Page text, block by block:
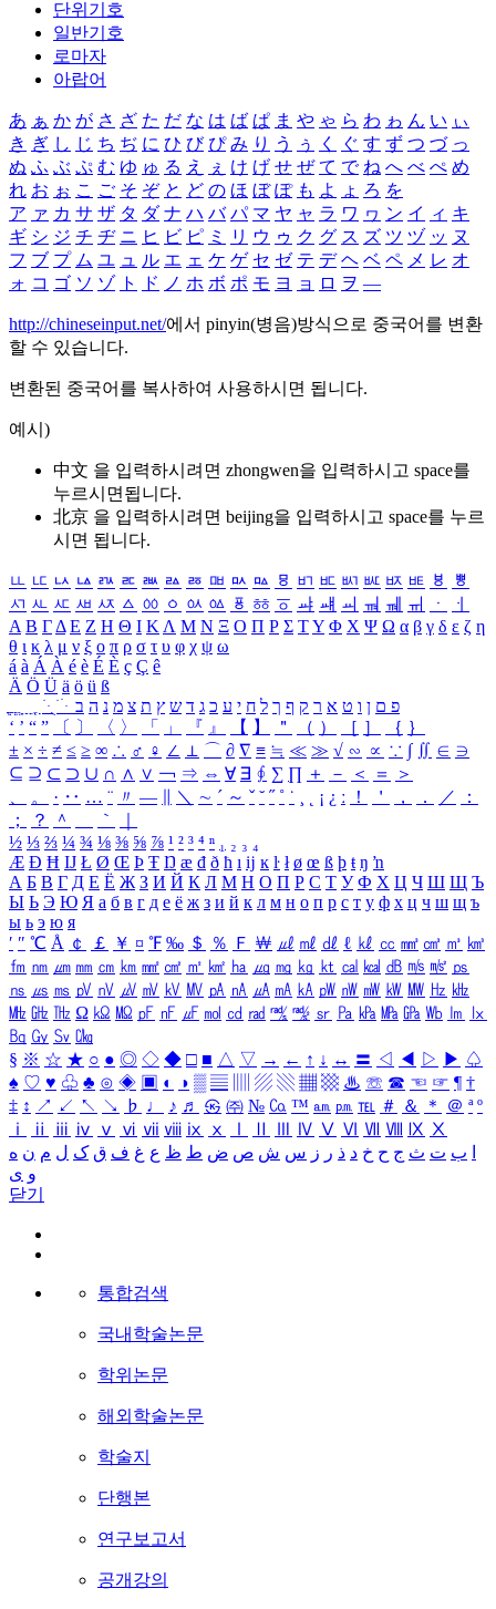
단위기호
일반기호
로마자
아랍어
あ ぁ か が さ ざ た だ な は ば ぱ ま や ゃ ら わ ゎ ん い ぃ
き ぎ し じ ち ぢ に ひ び ぴ み り う ぅ く ぐ す ず つ づ っ
ぬ ふ ぶ ぷ む ゆ ゅ る え ぇ け げ せ ぜ て で ね へ べ ぺ め
れ お ぉ こ ご そ ぞ と ど の ほ ぼ ぽ も よ ょ ろ を
ア ァ カ サ ザ タ ダ ナ ハ バ パ マ ヤ ャ ラ ワ ヮ ン イ ィ キ
ギ シ ジ チ ヂ ニ ヒ ビ ピ ミ リ ウ ゥ ク グ ス ズ ツ ヅ ッ ヌ
フ ブ プ ム ユ ュ ル エ ェ ケ ゲ セ ゼ テ デ ヘ ベ ペ メ レ オ
ォ コ ゴ ソ ゾ ト ド ノ ホ ボ ポ モ ヨ ョ ロ ヲ ―
http://chineseinput.net/에서 pinyin(병음)방식으로 중국어를 변환
할 수 있습니다.
변환된 중국어를 복사하여 사용하시면 됩니다.
예시)
中文 을 입력하시려면 zhongwen을 입력하시고 space를
누르시면됩니다.
北京 을 입력하시려면 beijing을 입력하시고 space를 누르
시면 됩니다.
ㅥ ㅦ ㅧ ㅨ ㅩ ㅪ ㅫ ㅬ ㅭ ㅮ ㅯ ㅰ ㅱ ㅲ ㅳ ㅴ ㅵ ㅶ ㅷ ㅸ
ㅹ
ㅺ ㅻ ㅼ ㅽ ㅾ ㅿ ㆀ ㆁ ㆂ ㆃ ㆄ ㆅ ㆆ ㆇ ㆈ ㆉ ㆊ ㆋ ㆌ ㆍ
ㆎ
Α Β ΓΔ Ε Ζ Η Θ Ι ΚΛ Μ Ν Ξ Ο Π Ρ Σ ΤΥ Φ Χ Ψ Ω α β γ δ ε ζ η
θ ι κ λ μ ν ξ ο π ρ σ τ υ φ χ ψ ω
á à Á À é è É È ç Ç ê
Ä Ö Ü ä ö ü ß
ִֶֹ ֻּ ׁׂ פ ם ן ו ט א ר ק ף ך ל ח י ע כ ג ד ש ץ ת צ מ נ ה ב
‘ ’ “ ” 〔 〕 〈 〉 「 」 『 』 【 】 ＂ （ ） ［ ］ ｛ ｝
± × ÷ ≠ ≤ ≥ ∞ ∴ ♂ ♀ ∠ ⊥ ⌒ ∂ ∇ ≡ ≒ ≪ ≫ √ ∽ ∝ ∵ ∫ ∬ ∈ ∋
⊆ ⊇ ⊂ ⊃ ∪ ∩ ∧ ∨ ￢ ⇒ ⇔ ∀ ∃ ∮ ∑ ∏ ＋ － ＜ ＝
＞
、
。 · ‥ … ¨ 〃 ― ＼ ∼ ´ ～ ˇ ˘ ˝ ˚ ˙ ¸ ¡ ¿ ː ！ ＇ ， ． ／
：
；
？ ＾ ｀
½ ⅓ ⅔ ¼ ¾ ⅛ ⅜ ⅝ ⅞ ¹ ² ³ ⁴ ⁿ ₁ ₂ ₃ ₄
Æ Ð Ħ Ĳ Ł Ø Œ Þ Ŧ Ŋ æ đ ð ħ ı ĳ ĸ ŀ ł ø œ ß þ ŧ ŋ ŉ
А Б В Г Д Е Ё Ж З И Й К Л М Н О П Р С Т У Ф Х Ц Ч Ш Щ Ъ
Ы Ь Э Ю Я а б в г д е ё ж з и й к л м н о п р с т у ф х ц ч ш щ ъ
ы ь э ю я
′ ″ ℃ Å ￠ ￡ ￥ ¤ ℉ ‰ ＄ ％ Ｆ ￦ ㎕ ㎖ ㎗ ℓ ㎘ ㏄ ㎣ ㎤ ㎥ ㎦
㎙ ㎚ ㎛ ㎜ ㎝ ㎞ ㎟ ㎠ ㎡ ㎢ ㏊ ㎍ ㎎ ㎏ ㏏ ㎈ ㎉ ㏈ ㎧ ㎨ ㎰
㎱ ㎲ ㎳ ㎴ ㎵ ㎶ ㎷ ㎸ ㎹ ㎀ ㎁ ㎂ ㎃ ㎄ ㎺ ㎻ ㎽ ㎾ ㎿ ㎐ ㎑
㎒ ㎓ ㎔ Ω ㏀ ㏁ ㎊ ㎋ ㎌ ㏖ ㏅ ㎭ ㎮ ㎯ ㏛ ㎩ ㎪ ㎫ ㎬ ㏝ ㏐
㏓
㏃ ㏉ ㏜ ㏆
§ ※ ☆ ★ ○ ● ◎ ◇ ◆ □ ■ △ ▽ → ← ↑ ↓ ↔ 〓 ◁ ◀ ▷ ▶ ♤
♠ ♡ ♥ ♧ ♣ ⊙ ◈ ▣ ◐ ◑ ▒ ▤ ▨ ▧ ▦ ▩ ♨ ☏ ☎ ☜ ☞ ¶ †
‡ ↕ ↗ ↙ ↖ ↘ ♭ ♩ ♪ ♬ ㉿ ㈜ № ㏇ ™ ㏂ ㏘ ℡ ＃ ＆ ＊ ＠ ª º
ⅰ
ⅱ ⅲ ⅳ ⅴ ⅵ ⅶ ⅷ ⅸ ⅹ Ⅳ Ⅴ Ⅵ Ⅶ Ⅷ Ⅸ Ⅹ
ب ت ث ج ح خ د ذ ر ز س ش ص ض ط ظ ع غ ف ق ک ل م ن ه
و ی
닫기
통합검색
국내학술논문
학위논문
해외학술논문
학술지
단행본
연구보고서
공개강의